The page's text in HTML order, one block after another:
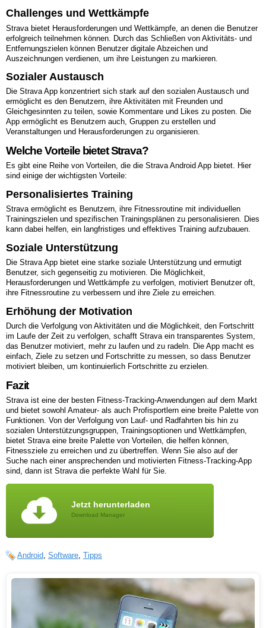
Challenges und Wettkämpfe
Strava bietet Herausforderungen und Wettkämpfe, an denen die Benutzer
erfolgreich teilnehmen können. Durch das Schließen von Aktivitäts- und
Entfernungszielen können Benutzer digitale Abzeichen und
Auszeichnungen verdienen, um ihre Leistungen zu markieren.
Sozialer Austausch
Die Strava App konzentriert sich stark auf den sozialen Austausch und
ermöglicht es den Benutzern, ihre Aktivitäten mit Freunden und
Gleichgesinnten zu teilen, sowie Kommentare und Likes zu posten. Die
App ermöglicht es Benutzern auch, Gruppen zu erstellen und
Veranstaltungen und Herausforderungen zu organisieren.
Welche Vorteile bietet Strava?
Es gibt eine Reihe von Vorteilen, die die Strava Android App bietet. Hier
sind einige der wichtigsten Vorteile:
Personalisiertes Training
Strava ermöglicht es Benutzern, ihre Fitnessroutine mit individuellen
Trainingszielen und spezifischen Trainingsplänen zu personalisieren. Dies
kann dabei helfen, ein langfristiges und effektives Training aufzubauen.
Soziale Unterstützung
Die Strava App bietet eine starke soziale Unterstützung und ermutigt
Benutzer, sich gegenseitig zu motivieren. Die Möglichkeit,
Herausforderungen und Wettkämpfe zu verfolgen, motiviert Benutzer oft,
ihre Fitnessroutine zu verbessern und ihre Ziele zu erreichen.
Erhöhung der Motivation
Durch die Verfolgung von Aktivitäten und die Möglichkeit, den Fortschritt
im Laufe der Zeit zu verfolgen, schafft Strava ein transparentes System,
das Benutzer motiviert, mehr zu laufen und zu radeln. Die App macht es
einfach, Ziele zu setzen und Fortschritte zu messen, so dass Benutzer
motiviert bleiben, um kontinuierlich Fortschritte zu erzielen.
Fazit
Strava ist eine der besten Fitness-Tracking-Anwendungen auf dem Markt
und bietet sowohl Amateur- als auch Profisportlern eine breite Palette von
Funktionen. Von der Verfolgung von Lauf- und Radfahrten bis hin zu
sozialen Unterstützungsgruppen, Trainingsoptionen und Wettkämpfen,
bietet Strava eine breite Palette von Vorteilen, die helfen können,
Fitnessziele zu erreichen und zu übertreffen. Wenn Sie also auf der
Suche nach einer ansprechenden und motivierten Fitness-Tracking-App
sind, dann ist Strava die perfekte Wahl für Sie.
Jetzt herunterladen
Download Manager
Android Software Tipps